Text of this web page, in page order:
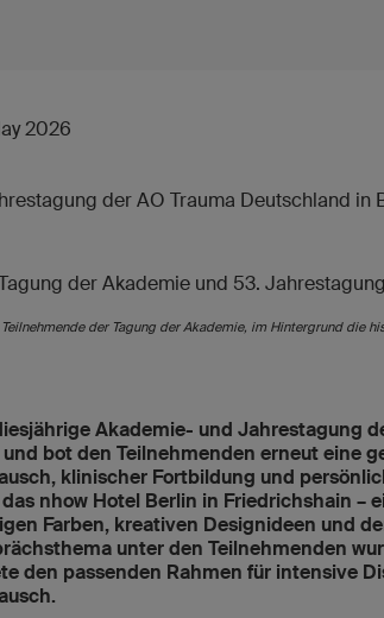
2026
Teilnehmende der Tagung der Akademie, im Hintergrund die
Akademie- und Jahrestagung
bot den Teilnehmenden erneut eine
klinischer Fortbildung und
nhow Hotel Berlin in Friedrichshain –
Farben, kreativen Designideen und
unter den Teilnehmenden
den passenden Rahmen für intensive